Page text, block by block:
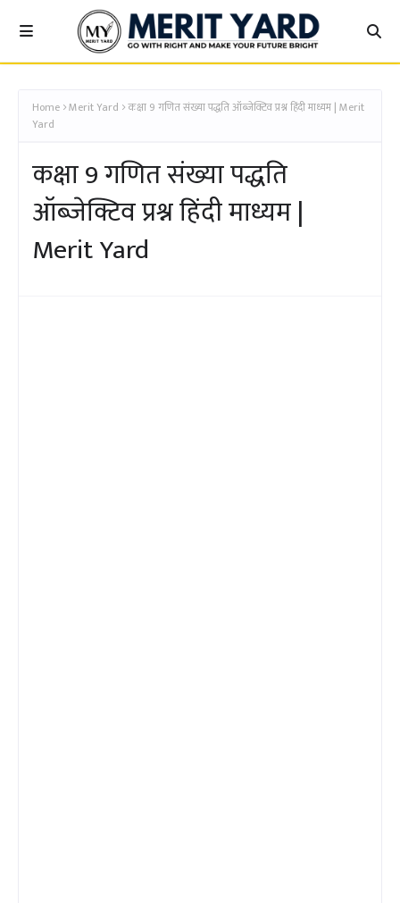
Home Merit Yard कक्षा 9 गणित संख्या पद्धति ऑब्जेक्टिव प्रश्न हिंदी माध्यम | Merit
Yard
कक्षा 9 गणित संख्या पद्धति
ऑब्जेक्टिव प्रश्न हिंदी माध्यम |
Merit Yard
CLASS 9TH MATH - संख्या पद्धति - MERIT YARD